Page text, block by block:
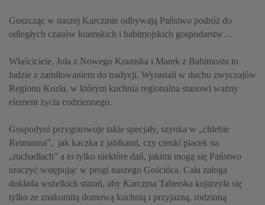
Goszcząc w naszej Karczmie odbywają Państwo podróż do
odległych czasów kramskich i babimojskich gospodarstw…
Właściciele, Jola z Nowego Kramska i Marek z Babimostu to
ludzie z zamiłowaniem do tradycji. Wyrastali w duchu zwyczajów
Regionu Kozła, w którym kuchnia regionalna stanowi ważny
element życia codziennego.
Gospodyni przygotowuje takie specjały, szynka w „chlebie
Reimanna”, jak kaczka z jabłkami, czy cienki placek na
„ruchadłach” a to tylko niektóre dań, jakimi mogą się Państwo
uraczyć wstępując w progi naszego Gościńca. Cała załoga
dokłada wszelkich starań, aby Karczma Taberska kojarzyła się
tylko ze znakomitą domową kuchnią i przyjazną, rodzinną